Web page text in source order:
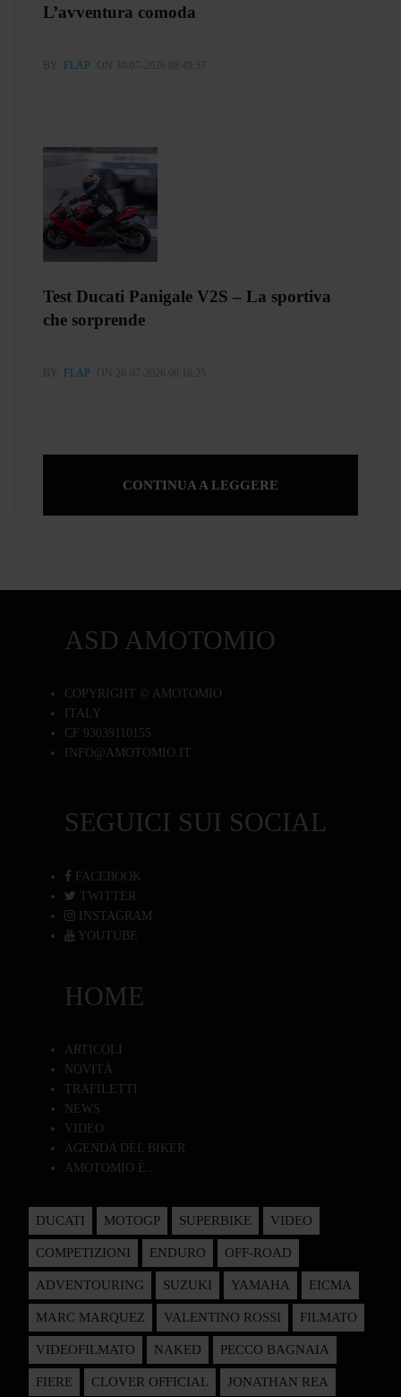
L’avventura comoda
BY FLAP ON 30-07-2026 08:49:37
Test Ducati Panigale V2S – La sportiva
che sorprende
BY FLAP ON 28-07-2026 08:16:25
CONTINUA A LEGGERE
ASD AMOTOMIO
COPYRIGHT © AMOTOMIO
ITALY
CF 93039110155
INFO@AMOTOMIO.IT
SEGUICI SUI SOCIAL
FACEBOOK
TWITTER
INSTAGRAM
YOUTUBE
HOME
ARTICOLI
NOVITÀ
TRAFILETTI
NEWS
VIDEO
AGENDA DEL BIKER
AMOTOMIO È...
DUCATI MOTOGP SUPERBIKE VIDEO
COMPETIZIONI ENDURO OFF-ROAD
ADVENTOURING SUZUKI YAMAHA EICMA
MARC MARQUEZ VALENTINO ROSSI FILMATO
VIDEOFILMATO NAKED PECCO BAGNAIA
FIERE CLOVER OFFICIAL JONATHAN REA